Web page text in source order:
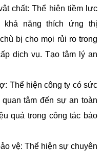
chất: Thể hiện tiềm lực
khả năng thích ứng thị
bị cho mọi rủi ro trong
dịch vụ. Tạo tâm lý an
Thể hiện công ty có sức
tâm đến sự an toàn
quả trong công tác bảo
vệ: Thể hiện sự chuyên